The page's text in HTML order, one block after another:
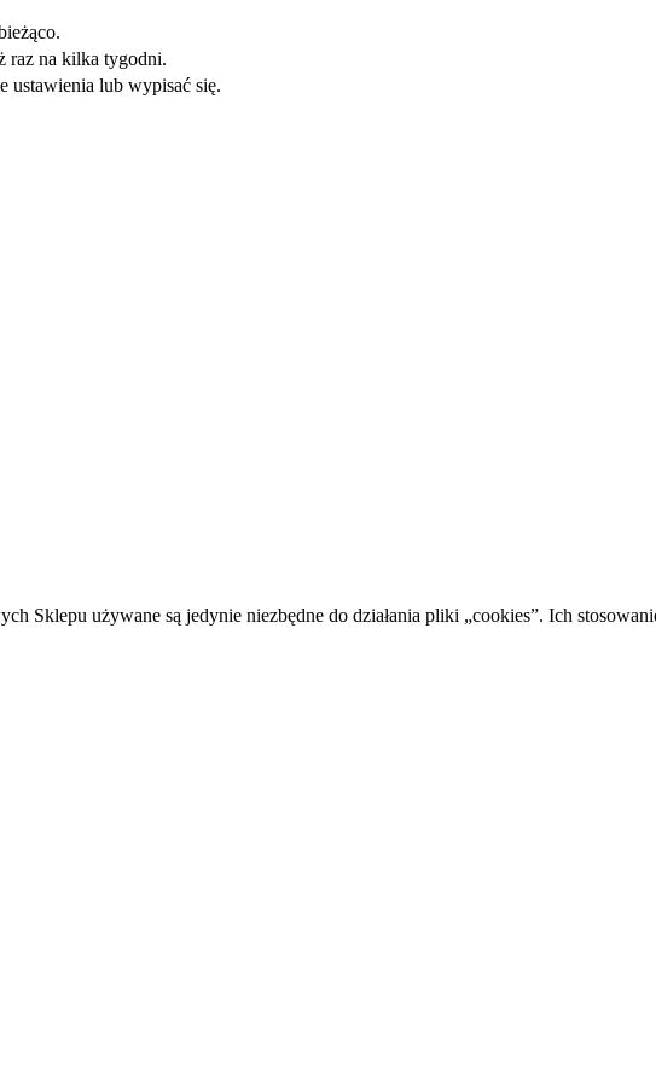
raz na kilka tygodni.
ustawienia lub wypisać się.
Sklepu używane są jedynie niezbędne do działania pliki „cookies”. Ich